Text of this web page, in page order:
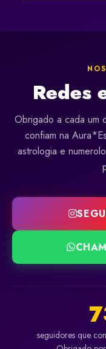
Redes
Obrigado a cada um
confiam na
astrologia e
seguidores que